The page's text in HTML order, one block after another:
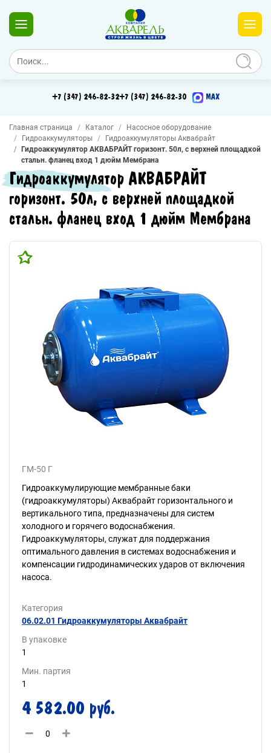
+7 (347) 246-82-32+7 (347) 246-82-30 MAX
Главная страница Каталог
Насосное оборудование
Гидроаккумуляторы
Гидроаккумуляторы Аквабрайт
Гидроаккумулятор АКВАБРАЙТ горизонт. 50л, с верхней площадкой
стальн. фланец вход 1 дюйм Мембрана
Гидроаккумулятор АКВАБРАЙТ
горизонт. 50л, с верхней площадкой
стальн. фланец вход 1 дюйм Мембрана
ГМ-50 Г
Гидроаккумулирующие мембранные баки
(гидроаккумуляторы) Аквабрайт горизонтального и
вертикального типа, предназначены для систем
холодного и горячего водоснабжения.
Гидроаккумуляторы, служат для поддержания
оптимального давления в системах водоснабжения и
компенсации гидродинамических ударов от включения
насоса.
Категория
06.02.01 Гидроаккумуляторы Аквабрайт
В упаковке
1
Мин. партия
1
4 582.00 руб.